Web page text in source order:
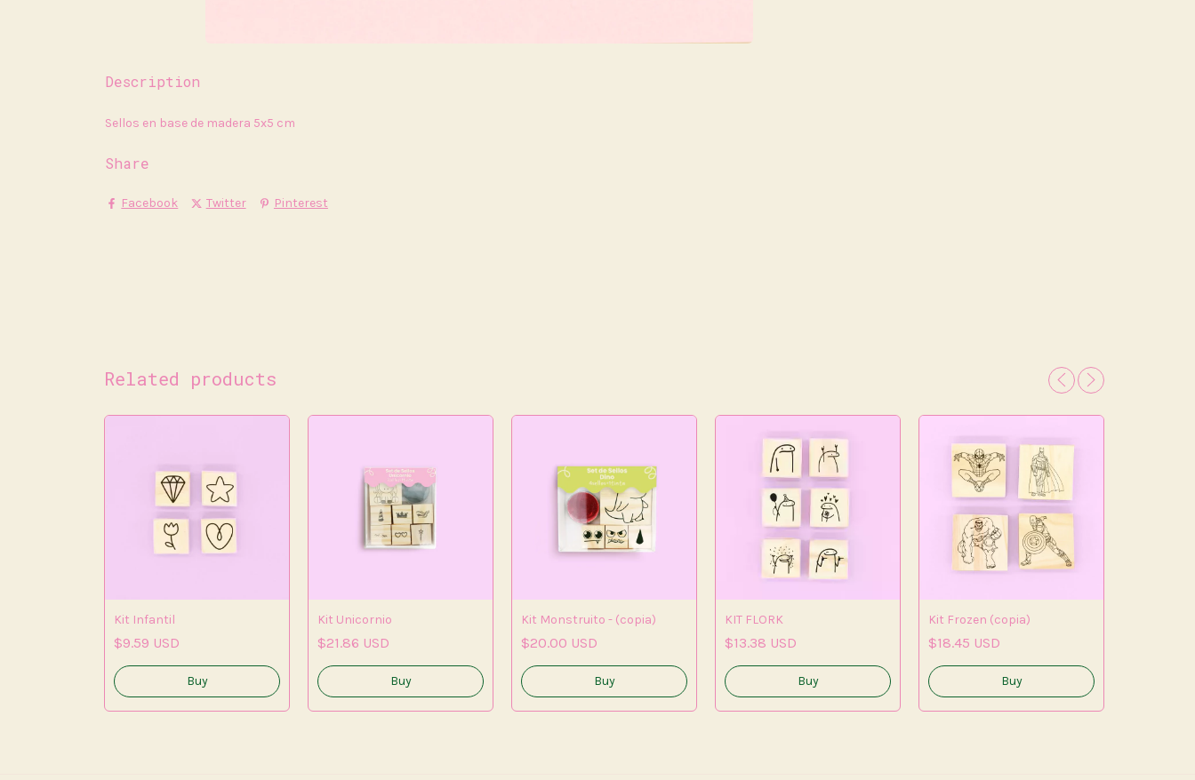
Description
Sellos en base de madera 5x5 cm
Share
Facebook Twitter Pinterest
Related products
Kit Infantil
$9.59 USD
Buy
Kit Unicornio
$21.86 USD
Kit Monstruito - (copia)
$20.00 USD
KIT FLORK
$13.38 USD
Kit Frozen (copia)
$18.45 USD